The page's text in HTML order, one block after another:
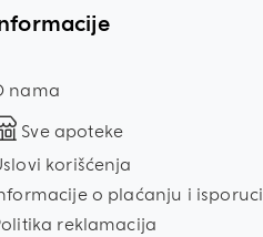
nama
Sve apoteke
korišćenja
o plaćanju i isporuci
reklamacija